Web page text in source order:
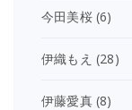
今田美桜(6)
伊織もえ (28)
伊藤愛真(8)